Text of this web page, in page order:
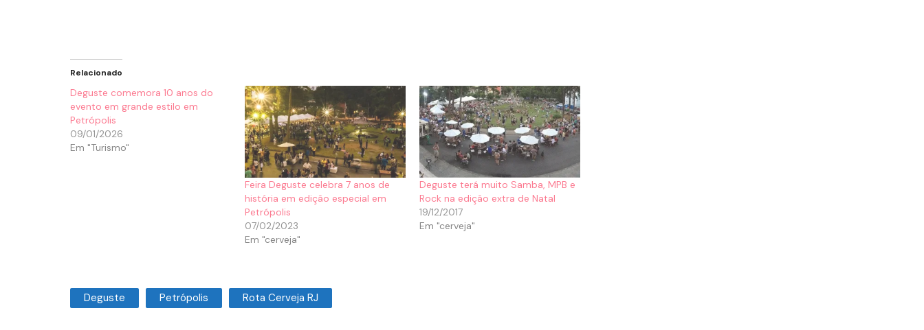
Relacionado
Deguste comemora 10 anos do
evento em grande estilo em
Petrópolis
09/01/2026
Em "Turismo"
Feira Deguste celebra 7 anos de
história em edição especial em
Petrópolis
07/02/2023
Em "cerveja"
Deguste terá muito Samba, MPB e
Rock na edição extra de Natal
19/12/2017
Em "cerveja"
Deguste Petrópolis Rota Cerveja RJ